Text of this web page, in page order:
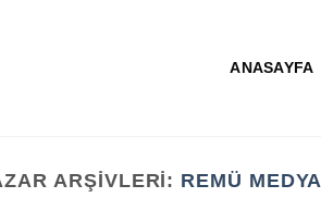
ANASAYFA
ARŞIVLERI: REMÜ MEDYA